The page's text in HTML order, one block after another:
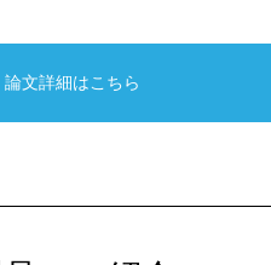
論文詳細はこちら